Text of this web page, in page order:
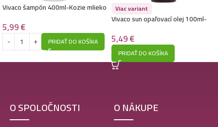
Vivaco šampón 400ml-Kozie mlieko
5,99€
PRIDAŤ DO KOŠÍKA
Viac variant
Vivaco sun opaľovací olej 100ml-
Vodeodolný
5,49€
PRIDAŤ DO KOŠÍKA
O SPOLOČNOSTI O NÁKUPE